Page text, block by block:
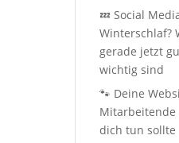
💤 Social
Winterschlaf?
gerade jetzt
wichtig sind
🐾 Deine
Mitarbeitende
dich tun sollte